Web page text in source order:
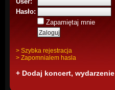
Hasło:
Zapamiętaj mnie
> Szybka rejestracja
> Zapomnialem hasla
+ Dodaj koncert, wydarzenie